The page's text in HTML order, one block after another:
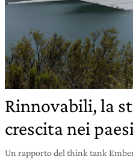
Rinnovabili, la
crescita nei
Un rapporto del think tank